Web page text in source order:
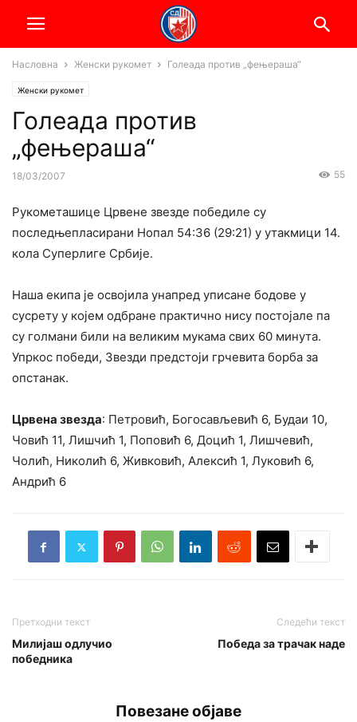
Насловна Женски рукомет Голеада против „фењераша“
Женски рукомет
Голеада против
„фењераша“
18/03/2007 55
Рукометашице Црвене звезде победиле су
последњепласирани Нопал 54:36 (29:21) у утакмици 14.
кола Суперлиге Србије.
Наша екипа је освојила унапред уписане бодове у
сусрету у којем одбране практично нису постојале па
су голмани били на великим мукама свих 60 минута.
Упркос победи, Звезди предстоји грчевита борба за
опстанак.
Црвена звезда: Петровић, Богосављевић 6, Будаи 10,
Човић 11, Лишчић 1, Поповић 6, Доцић 1, Лишчевић,
Чолић, Николић 6, Живковић, Алексић 1, Луковић 6,
Андрић 6
Претходни текст
Милијаш одлучио
победника
Следећи текст
Победа за трачак наде
Повезане објаве